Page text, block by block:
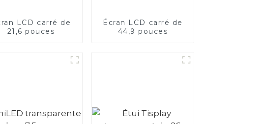
LCD carré de
21,6 pouces
Écran LCD carré de
44,9 pouces